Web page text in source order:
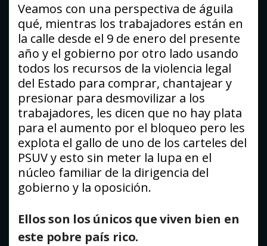
Veamos con una perspectiva de águila
qué, mientras los trabajadores están en
la calle desde el 9 de enero del presente
año y el gobierno por otro lado usando
todos los recursos de la violencia legal
del Estado para comprar, chantajear y
presionar para desmovilizar a los
trabajadores, les dicen que no hay plata
para el aumento por el bloqueo pero les
explota el gallo de uno de los carteles del
PSUV y esto sin meter la lupa en el
núcleo familiar de la dirigencia del
gobierno y la oposición.
Ellos son los únicos que viven bien en
este pobre país rico.